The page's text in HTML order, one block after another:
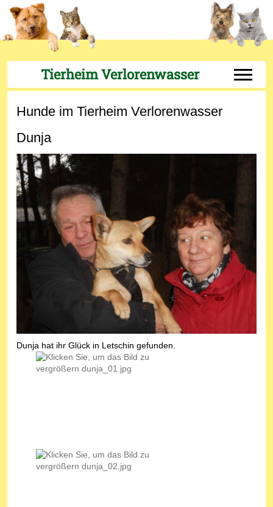
Tierheim Verlorenwasser Off-
Hunde im Tierheim Verlorenwasser
Dunja
Dunja hat ihr Glück in Letschin gefunden.